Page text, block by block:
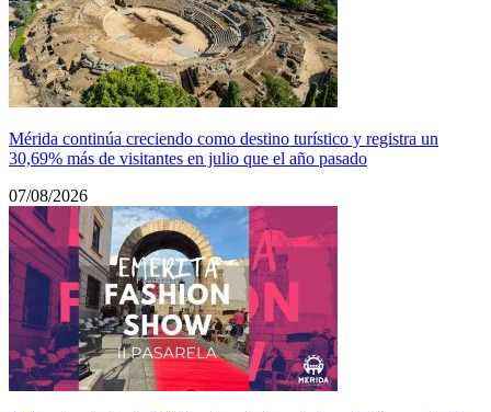
Mérida continúa creciendo como destino turístico y registra un
30,69% más de visitantes en julio que el año pasado
07/08/2026